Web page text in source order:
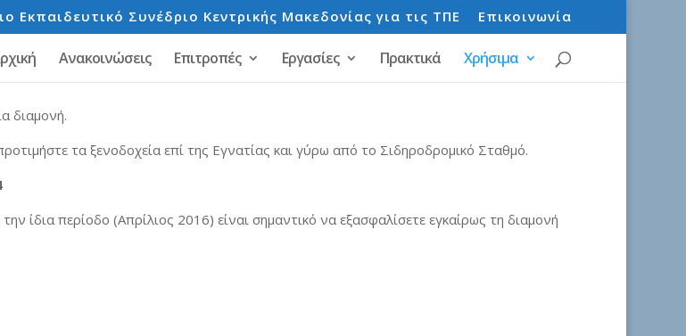
Εκπαιδευτικό Συνέδριο Κεντρικής Μακεδονίας για τις ΤΠΕ Επικοινωνία
Ανακοινώσεις Επιτροπές Εργασίες Πρακτικά Χρήσιμα
διαμονή.
τα ξενοδοχεία επί της Εγνατίας και γύρω από το Σιδηροδρομικό Σταθμό.
ίδια περίοδο (Απρίλιος 2016) είναι σημαντικό να εξασφαλίσετε εγκαίρως τη διαμονή